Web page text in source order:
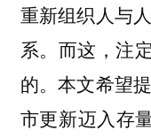
重新组织人与
系。而这，注
的。本文希望
市更新迈入存